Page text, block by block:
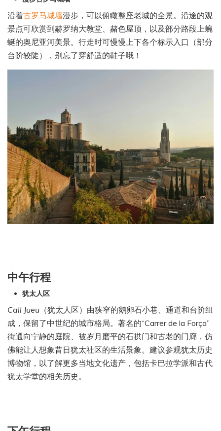
沿着古罗马城墙漫步，可以俯瞰整座老城的全景。沿途的观
景点可欣赏到赫罗纳大教堂、赭色屋顶，以及部分路段上蜿
蜒的奥尼亚河美景。行走时可慢慢上下各个标示入口（部分
台阶较陡），别忘了穿舒适的鞋子哦！
中午行程
犹太人区
Call Jueu （犹太人区）由狭窄的鹅卵石小巷、通道和台阶组
成，保留了中世纪的城市格局。著名的“Carrer de la Força”
街通向宁静的庭院、被岁月磨平的石拱门和古老的门廊，仿
佛能让人想象昔日犹太社区的生活景象。建议参观犹太历史
博物馆，以了解更多当地文化遗产，包括卡巴拉学派和古代
犹太学堂的相关历史。